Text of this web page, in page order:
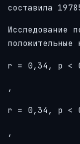
составила
Исследование
r = 0,34, p <
,
r = 0,34, p <
,